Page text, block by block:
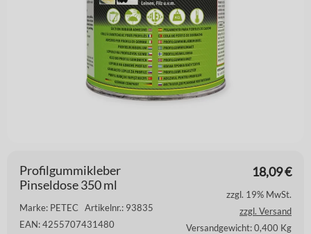
18,09€
Profilgummikleber
Pinseldose 350 ml
Marke: PETEC Artikelnr.: 93835
EAN: 4255707431480
zzgl. 19% MwSt.
zzgl. Versand
Versandgewicht: 0,400 Kg